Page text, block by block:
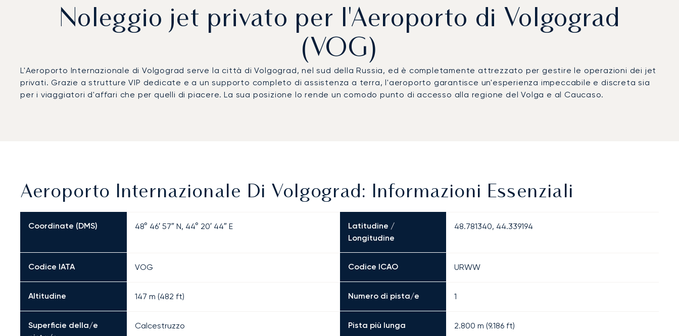
Noleggio jet privato per l'Aeroporto di Volgograd
(VOG)
L'Aeroporto Internazionale di Volgograd serve la città di Volgograd, nel sud della Russia, ed è completamente attrezzato per gestire le operazioni dei jet
privati. Grazie a strutture VIP dedicate e a un supporto completo di assistenza a terra, l'aeroporto garantisce un'esperienza impeccabile e discreta sia
per i viaggiatori d'affari che per quelli di piacere. La sua posizione lo rende un comodo punto di accesso alla regione del Volga e al Caucaso.
Aeroporto Internazionale Di Volgograd: Informazioni Essenziali
Coordinate (DMS) 48° 46′ 57″ N, 44° 20′ 44″ E
Latitudine /
Longitudine
48.781340, 44.339194
Codice IATA VOG Codice ICAO URWW
Altitudine 147 m (482 ft) Numero di pista/e 1
Superficie della/e
Calcestruzzo Pista più lunga 2.800 m (9.186 ft)